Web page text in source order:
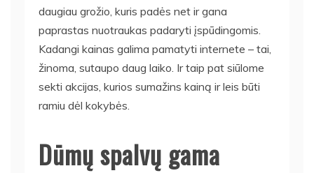
daugiau grožio, kuris padės net ir gana
paprastas nuotraukas padaryti įspūdingomis.
Kadangi kainas galima pamatyti internete – tai,
žinoma, sutaupo daug laiko. Ir taip pat siūlome
sekti akcijas, kurios sumažins kainą ir leis būti
ramiu dėl kokybės.
Dūmų spalvų gama